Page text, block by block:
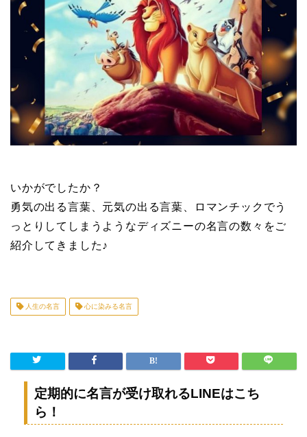
いかがでしたか？
勇気の出る言葉、元気の出る言葉、ロマンチックでう
っとりしてしまうようなディズニーの名言の数々をご
紹介してきました♪
人生の名言 心に染みる名言
定期的に名言が受け取れるLINEはこち
ら！